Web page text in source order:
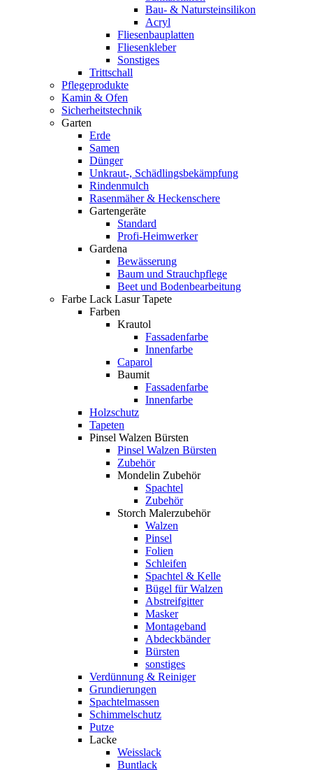
Bau- & Natursteinsilikon
Acryl
Fliesenbauplatten
Fliesenkleber
Sonstiges
Trittschall
Pflegeprodukte
Kamin & Ofen
Sicherheitstechnik
Garten
Erde
Samen
Dünger
Unkraut-, Schädlingsbekämpfung
Rindenmulch
Rasenmäher & Heckenschere
Gartengeräte
Standard
Profi-Heimwerker
Gardena
Bewässerung
Baum und Strauchpflege
Beet und Bodenbearbeitung
Farbe Lack Lasur Tapete
Farben
Krautol
Fassadenfarbe
Innenfarbe
Caparol
Baumit
Fassadenfarbe
Innenfarbe
Holzschutz
Tapeten
Pinsel Walzen Bürsten
Pinsel Walzen Bürsten
Zubehör
Mondelin Zubehör
Spachtel
Zubehör
Storch Malerzubehör
Walzen
Pinsel
Folien
Schleifen
Spachtel & Kelle
Bügel für Walzen
Abstreifgitter
Masker
Montageband
Abdeckbänder
Bürsten
sonstiges
Verdünnung & Reiniger
Grundierungen
Spachtelmassen
Schimmelschutz
Putze
Lacke
Weisslack
Buntlack